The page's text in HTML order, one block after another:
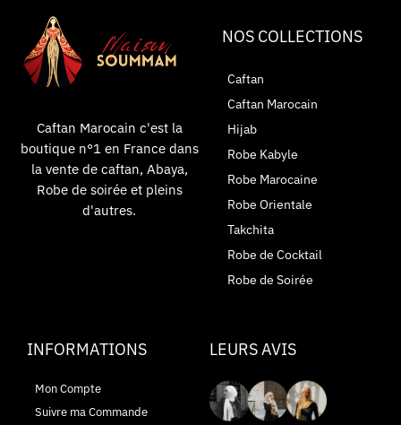
Caftan Marocain c'est la
boutique n°1 en France dans
la vente de caftan, Abaya,
Robe de soirée et pleins
d'autres.
NOS COLLECTIONS
Caftan
Caftan Marocain
Hijab
Robe Kabyle
Robe Marocaine
Robe Orientale
Takchita
Robe de Cocktail
Robe de Soirée
INFORMATIONS
Mon Compte
Suivre ma Commande
LEURS AVIS